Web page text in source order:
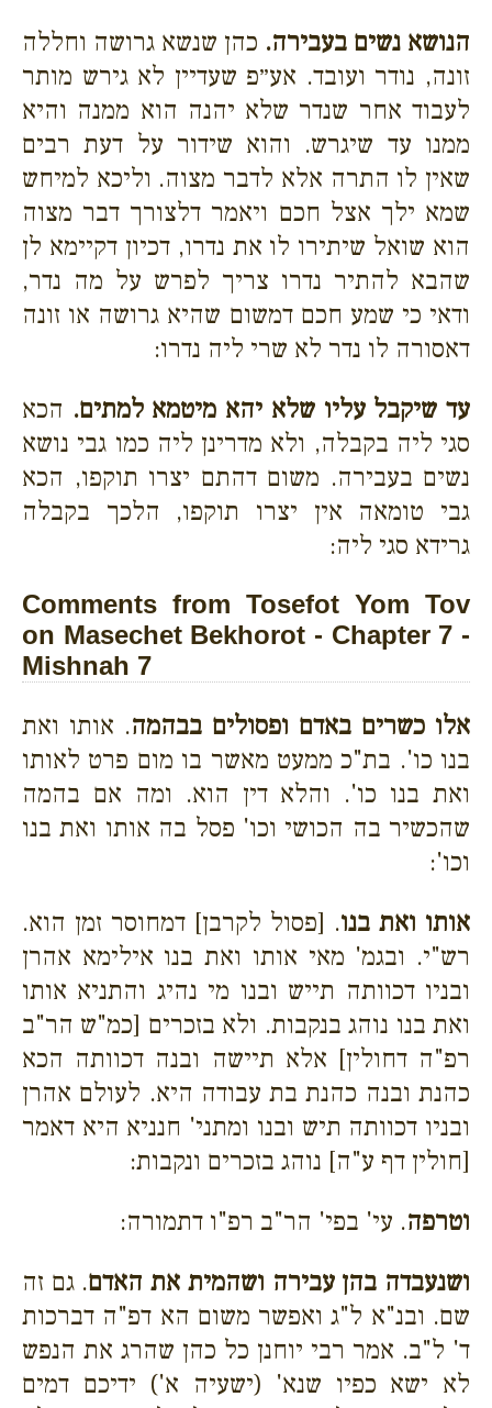
הנושא נשים בעבירה. כהן שנשא גרושה וחללה
זונה, נודר ועובד. אע״פ שעדיין לא גירש מותר
לעבוד אחר שנדר שלא יהנה הוא ממנה והיא
ממנו עד שיגרש. והוא שידור על דעת רבים
שאין לו התרה אלא לדבר מצוה. וליכא למיחש
שמא ילך אצל חכם ויאמר דלצורך דבר מצוה
הוא שואל שיתירו לו את נדרו, דכיון דקיימא לן
שהבא להתיר נדרו צריך לפרש על מה נדר,
ודאי כי שמע חכם דמשום שהיא גרושה או זונה
דאסורה לו נדר לא שרי ליה נדרו:
עד שיקבל עליו שלא יהא מיטמא למתים. הכא
סגי ליה בקבלה, ולא מדרינן ליה כמו גבי נושא
נשים בעבירה. משום דהתם יצרו תוקפו, הכא
גבי טומאה אין יצרו תוקפו, הלכך בקבלה
גרידא סגי ליה:
Comments from Tosefot Yom Tov
on Masechet Bekhorot - Chapter 7 -
Mishnah 7
אלו כשרים באדם ופסולים בבהמה. אותו ואת
בנו כו'. בת"כ ממעט מאשר בו מום פרט לאותו
ואת בנו כו'. והלא דין הוא. ומה אם בהמה
שהכשיר בה הכושי וכו' פסל בה אותו ואת בנו
וכו':
אותו ואת בנו. [פסול לקרבן] דמחוסר זמן הוא.
רש"י. ובגמ' מאי אותו ואת בנו אילימא אהרן
ובניו דכוותה תייש ובנו מי נהיג והתניא אותו
ואת בנו נוהג בנקבות. ולא בזכרים [כמ"ש הר"ב
רפ"ה דחולין] אלא תיישה ובנה דכוותה הכא
כהנת ובנה כהנת בת עבודה היא. לעולם אהרן
ובניו דכוותה תיש ובנו ומתני' חנניא היא דאמר
[חולין דף ע"ה] נוהג בזכרים ונקבות:
וטרפה. עי' בפי' הר"ב רפ"ו דתמורה:
ושנעבדה בהן עבירה ושהמית את האדם. גם זה
שם. ובנ"א ל"ג ואפשר משום הא דפ"ה דברכות
ד' ל"ב. אמר רבי יוחנן כל כהן שהרג את הנפש
לא ישא כפיו שנא' (ישעיה א') ידיכם דמים